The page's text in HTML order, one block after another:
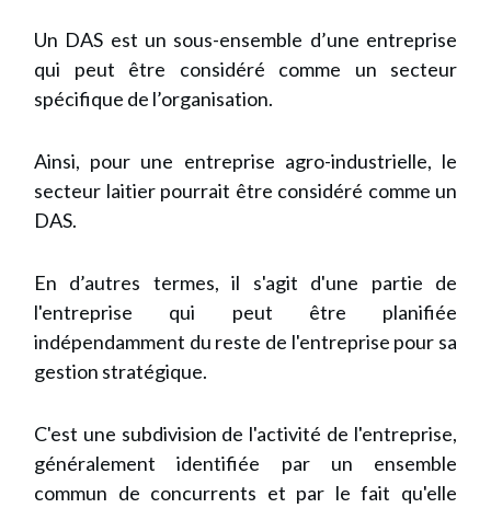
Un DAS est un sous-ensemble d’une entreprise
qui peut être considéré comme un secteur
spécifique de l’organisation.
Ainsi, pour une entreprise agro-industrielle, le
secteur laitier pourrait être considéré comme un
DAS.
En d’autres termes, il s'agit d'une partie de
l'entreprise qui peut être planifiée
indépendamment du reste de l'entreprise pour sa
gestion stratégique.
C'est une subdivision de l'activité de l'entreprise,
généralement identifiée par un ensemble
commun de concurrents et par le fait qu'elle